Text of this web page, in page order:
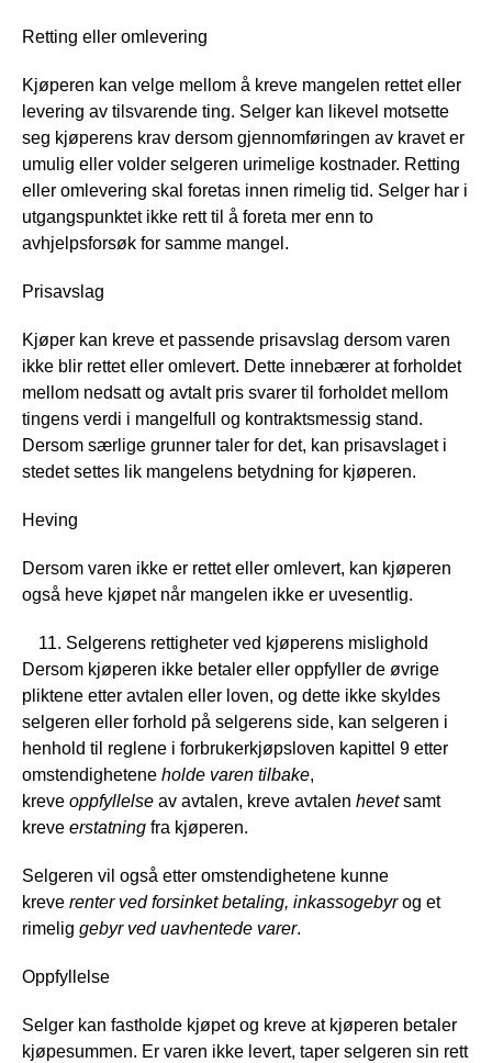
Retting eller omlevering
Kjøperen kan velge mellom å kreve mangelen rettet eller
levering av tilsvarende ting. Selger kan likevel motsette
seg kjøperens krav dersom gjennomføringen av kravet er
umulig eller volder selgeren urimelige kostnader. Retting
eller omlevering skal foretas innen rimelig tid. Selger har i
utgangspunktet ikke rett til å foreta mer enn to
avhjelpsforsøk for samme mangel.
Prisavslag
Kjøper kan kreve et passende prisavslag dersom varen
ikke blir rettet eller omlevert. Dette innebærer at forholdet
mellom nedsatt og avtalt pris svarer til forholdet mellom
tingens verdi i mangelfull og kontraktsmessig stand.
Dersom særlige grunner taler for det, kan prisavslaget i
stedet settes lik mangelens betydning for kjøperen.
Heving
Dersom varen ikke er rettet eller omlevert, kan kjøperen
også heve kjøpet når mangelen ikke er uvesentlig.
Selgerens rettigheter ved kjøperens mislighold
Dersom kjøperen ikke betaler eller oppfyller de øvrige
pliktene etter avtalen eller loven, og dette ikke skyldes
selgeren eller forhold på selgerens side, kan selgeren i
henhold til reglene i forbrukerkjøpsloven kapittel 9 etter
omstendighetene holde varen tilbake,
kreve oppfyllelse av avtalen, kreve avtalen hevetsamt
kreve erstatning fra kjøperen.
Selgeren vil også etter omstendighetene kunne
kreve renter ved forsinket betaling, inkassogebyrog et
rimelig gebyr ved uavhentede varer.
Oppfyllelse
Selger kan fastholde kjøpet og kreve at kjøperen betaler
kjøpesummen. Er varen ikke levert, taper selgeren sin rett